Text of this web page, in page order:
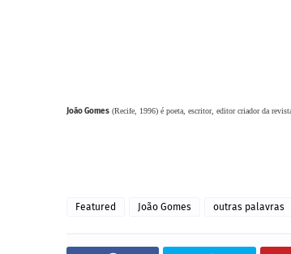
João Gomes (Recife, 1996) é poeta, escritor, editor criador da
Featured João Gomes outras palavras